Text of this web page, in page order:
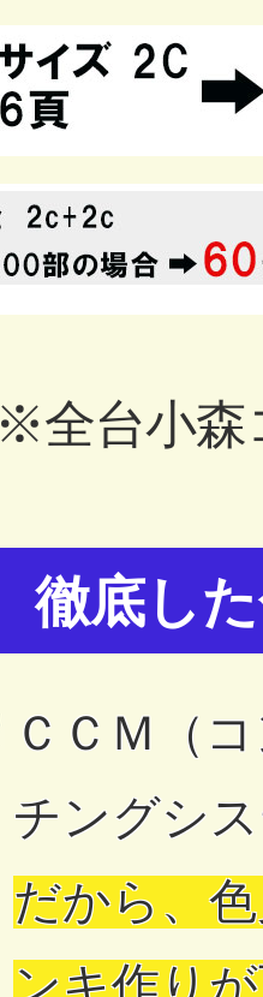
※全台小森
徹底した
ＣＣＭ（
チングシ
だから、
ンキ作り